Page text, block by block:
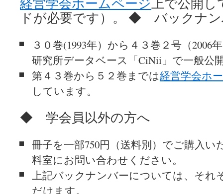
ドが必要です）。 ◆ バックナ
３０巻(1993年）から４３巻２号（2006
研究所データベース「CiNii」で一般公
第４３巻から５２巻までは経営学会ホ
しています。
◆ 学会員以外の方へ
冊子を一部750円（送料別）でご購入い
料室にお問い合わせください。
上記バックナンバーについては、それ
だけます。